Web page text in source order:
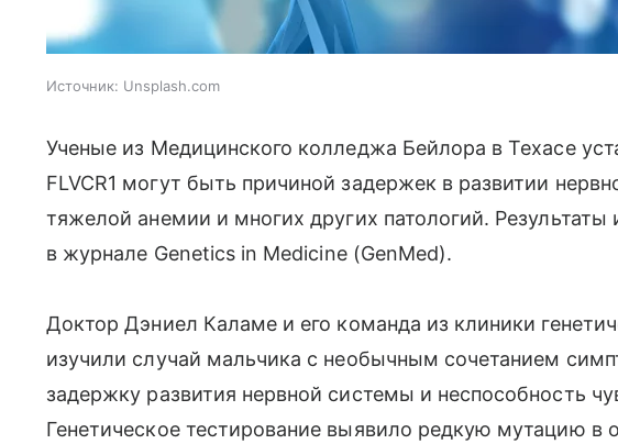
Источник: Unsplash.com
Ученые из Медицинского колледжа Бейлора в Техасе
FLVCR1 могут быть причиной задержек в развитии
тяжелой анемии и многих других патологий. Результаты
в журнале Genetics in Medicine (GenMed).
Доктор Дэниел Каламе и его команда из клиники
изучили случай мальчика с необычным сочетанием
задержку развития нервной системы и неспособность
Генетическое тестирование выявило редкую мутацию в